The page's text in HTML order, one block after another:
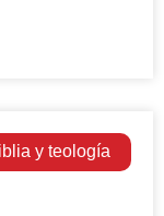
y teología